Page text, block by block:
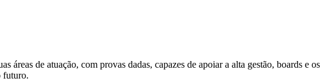
áreas de atuação, com provas dadas, capazes de apoiar a alta gestão, boards e
futuro.